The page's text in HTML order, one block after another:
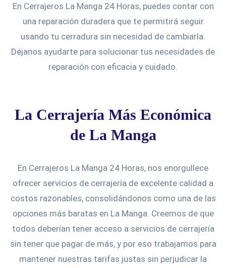
En Cerrajeros La Manga 24 Horas, puedes contar con
una reparación duradera que te permitirá seguir
usando tu cerradura sin necesidad de cambiarla.
Déjanos ayudarte para solucionar tus necesidades de
reparación con eficacia y cuidado.
La Cerrajería Más Económica
de La Manga
En Cerrajeros La Manga 24 Horas, nos enorgullece
ofrecer servicios de cerrajería de excelente calidad a
costos razonables, consolidándonos como una de las
opciones más baratas en La Manga. Creemos de que
todos deberían tener acceso a servicios de cerrajería
sin tener que pagar de más, y por eso trabajamos para
mantener nuestras tarifas justas sin perjudicar la